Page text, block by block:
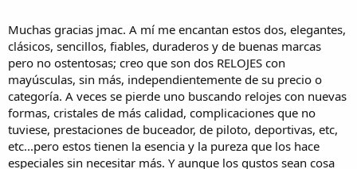
Muchas gracias jmac. A mí me encantan estos dos, elegantes,
clásicos, sencillos, fiables, duraderos y de buenas marcas
pero no ostentosas; creo que son dos RELOJES con
mayúsculas, sin más, independientemente de su precio o
categoría. A veces se pierde uno buscando relojes con nuevas
formas, cristales de más calidad, complicaciones que no
tuviese, prestaciones de buceador, de piloto, deportivas, etc,
etc...pero estos tienen la esencia y la pureza que los hace
especiales sin necesitar más. Y aunque los gustos sean cosa